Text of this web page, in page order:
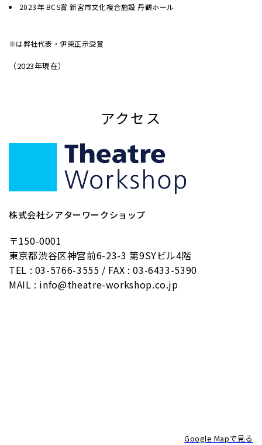
2023年 BCS賞 新宮市文化複合施設 丹鶴ホール
※は弊社代表・伊東正示受賞
（2023年現在）
アクセス
株式会社シアターワークショップ
〒150-0001
東京都渋谷区神宮前6-23-3 第9SYビル4階
TEL : 03-5766-3555 / FAX : 03-6433-5390
MAIL : info@theatre-workshop.co.jp
Google Mapで見る